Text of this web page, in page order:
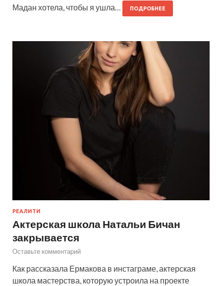
Мадан хотела, чтобы я ушла…
ПОДРОБНЕЕ
РЕАЛИТИ
Актерская школа Натальи Бичан
закрывается
Оставьте комментарий
Как рассказала Ермакова в инстаграме, актерская
школа мастерства, которую устроила на проекте